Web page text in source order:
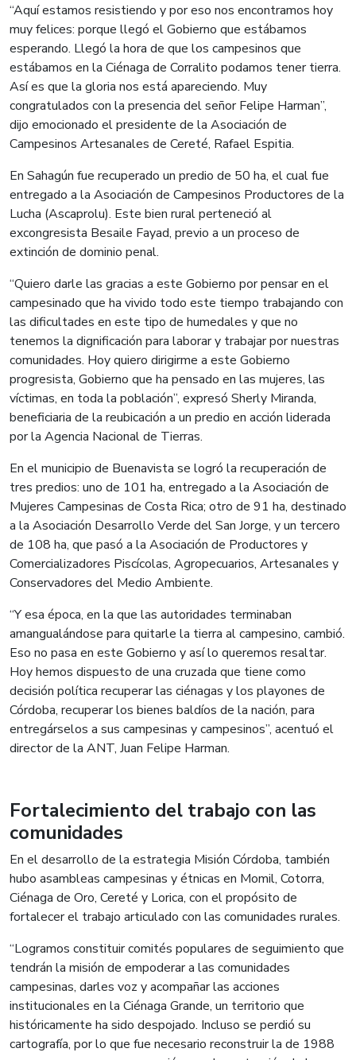
“Aquí estamos resistiendo y por eso nos encontramos hoy
muy felices: porque llegó el Gobierno que estábamos
esperando. Llegó la hora de que los campesinos que
estábamos en la Ciénaga de Corralito podamos tener tierra.
Así es que la gloria nos está apareciendo. Muy
congratulados con la presencia del señor Felipe Harman”,
dijo emocionado el presidente de la Asociación de
Campesinos Artesanales de Cereté, Rafael Espitia.
En Sahagún fue recuperado un predio de 50 ha, el cual fue
entregado a la Asociación de Campesinos Productores de la
Lucha (Ascaprolu). Este bien rural perteneció al
excongresista Besaile Fayad, previo a un proceso de
extinción de dominio penal.
“Quiero darle las gracias a este Gobierno por pensar en el
campesinado que ha vivido todo este tiempo trabajando con
las dificultades en este tipo de humedales y que no
tenemos la dignificación para laborar y trabajar por nuestras
comunidades. Hoy quiero dirigirme a este Gobierno
progresista, Gobierno que ha pensado en las mujeres, las
víctimas, en toda la población”, expresó Sherly Miranda,
beneficiaria de la reubicación a un predio en acción liderada
por la Agencia Nacional de Tierras.
En el municipio de Buenavista se logró la recuperación de
tres predios: uno de 101 ha, entregado a la Asociación de
Mujeres Campesinas de Costa Rica; otro de 91 ha, destinado
a la Asociación Desarrollo Verde del San Jorge, y un tercero
de 108 ha, que pasó a la Asociación de Productores y
Comercializadores Piscícolas, Agropecuarios, Artesanales y
Conservadores del Medio Ambiente.
“Y esa época, en la que las autoridades terminaban
amangualándose para quitarle la tierra al campesino, cambió.
Eso no pasa en este Gobierno y así lo queremos resaltar.
Hoy hemos dispuesto de una cruzada que tiene como
decisión política recuperar las ciénagas y los playones de
Córdoba, recuperar los bienes baldíos de la nación, para
entregárselos a sus campesinas y campesinos”, acentuó el
director de la ANT, Juan Felipe Harman.
Fortalecimiento del trabajo con las
comunidades
En el desarrollo de la estrategia Misión Córdoba, también
hubo asambleas campesinas y étnicas en Momil, Cotorra,
Ciénaga de Oro, Cereté y Lorica, con el propósito de
fortalecer el trabajo articulado con las comunidades rurales.
“Logramos constituir comités populares de seguimiento que
tendrán la misión de empoderar a las comunidades
campesinas, darles voz y acompañar las acciones
institucionales en la Ciénaga Grande, un territorio que
históricamente ha sido despojado. Incluso se perdió su
cartografía, por lo que fue necesario reconstruir la de 1988